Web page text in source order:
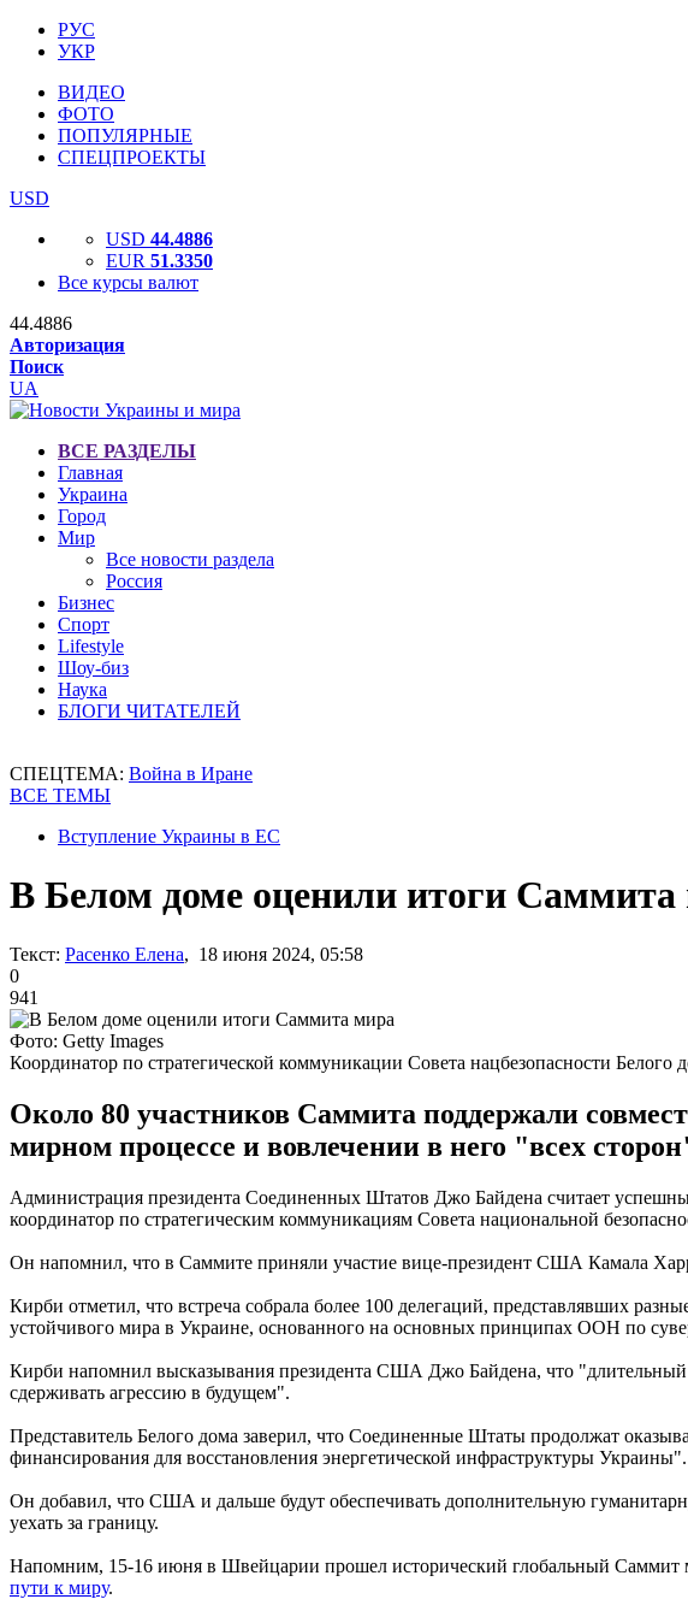
РУС
УКР
ВИДЕО
ФОТО
ПОПУЛЯРНЫЕ
СПЕЦПРОЕКТЫ
USD
USD 44.4886
EUR 51.3350
Все курсы валют
44.4886
Авторизация
Поиск
UA
ВСЕ РАЗДЕЛЫ
Главная
Украина
Город
Мир
Все новости раздела
Россия
Бизнес
Спорт
Lifestyle
Шоу-биз
Наука
БЛОГИ ЧИТАТЕЛЕЙ
СПЕЦТЕМА: Война в Иране
ВСЕ ТЕМЫ
Вступление Украины в ЕС
В Белом доме оценили итоги
Текст: Расенко Елена, 18 июня 2024, 05:58
0
941
Фото: Getty Images
Координатор по стратегической коммуникации Совета нацбезопасности
Около 80 участников Саммита поддержали
мирном процессе и вовлечении в него "всех
Администрация президента Соединенных Штатов Джо Байдена считает
координатор по стратегическим коммуникациям Совета национальной
Он напомнил, что в Саммите приняли участие вице-президент США Камала
Кирби отметил, что встреча собрала более 100 делегаций, представлявших
устойчивого мира в Украине, основанного на основных принципах ООН по
Кирби напомнил высказывания президента США Джо Байдена, что "длительный
сдерживать агрессию в будущем".
Представитель Белого дома заверил, что Соединенные Штаты продолжат
финансирования для восстановления энергетической инфраструктуры Украины".
Он добавил, что США и дальше будут обеспечивать дополнительную
уехать за границу.
Напомним, 15-16 июня в Швейцарии прошел исторический глобальный Саммит
пути к миру.